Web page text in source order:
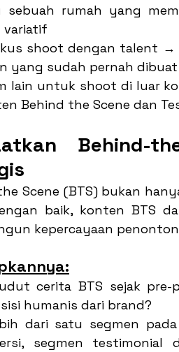
sebuah rumah yang
variatif
shoot dengan talent
yang sudah pernah dibuat
lain untuk shoot di luar
Behind the Scene dan
Behind-
Scene (BTS) bukan
baik, konten BTS
kepercayaan
cerita BTS sejak pre-
humanis dari brand?
dari satu segmen
segmen